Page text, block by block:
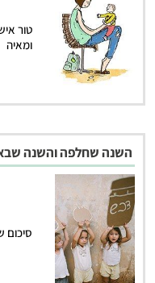
טור
ומאיה
השנה שחלפה והשנה
סיכום